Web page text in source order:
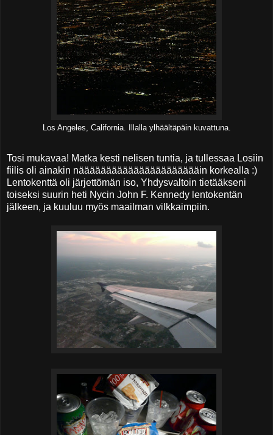
Los Angeles, California. Illalla ylhäältäpäin kuvattuna.
Tosi mukavaa! Matka kesti nelisen tuntia, ja tullessaa Losiin
fiilis oli ainakin nääääääääääääääääääääääin korkealla :)
Lentokenttä oli järjettömän iso, Yhdysvaltoin tietääkseni
toiseksi suurin heti Nycin John F. Kennedy lentokentän
jälkeen, ja kuuluu myös maailman vilkkaimpiin.